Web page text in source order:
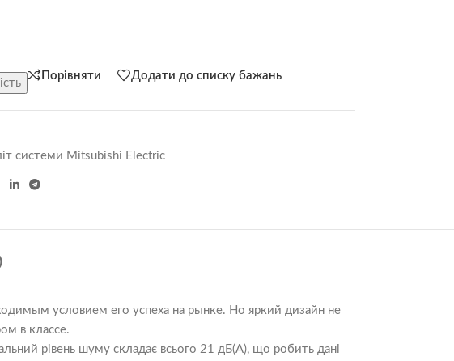
Порівняти Додати до списку бажань
системи Mitsubishi Electric
условием его успеха на рынке. Но яркий дизайн не
в классе.
рівень шуму складає всього 21 дБ(А), що робить дані